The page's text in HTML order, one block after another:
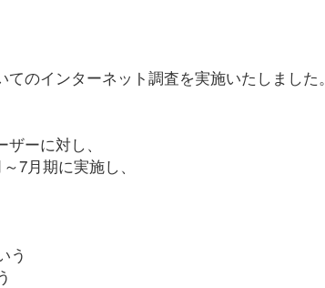
のインターネット調査を実施いたしました。
ーに対し、
7月期に実施し、
う